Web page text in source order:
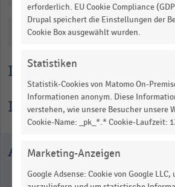
Lesehilfe
Informationen zur
Katalogisierung
Ausgewählte Statistiken
erforderlich. EU Cookie Compliance
Drupal speichert die Einstellungen der
Cookie Box ausgewählt wurden.
Statistiken
Statistik-Cookies von Matomo On-
Informationen anonym. Diese
verstehen, wie unsere Besucher unsere
Cookie-Name: _pk_*.* Cookie-Laufzeit:
Marketing-Anzeigen
Google Adsense: Cookie von Google LLC,